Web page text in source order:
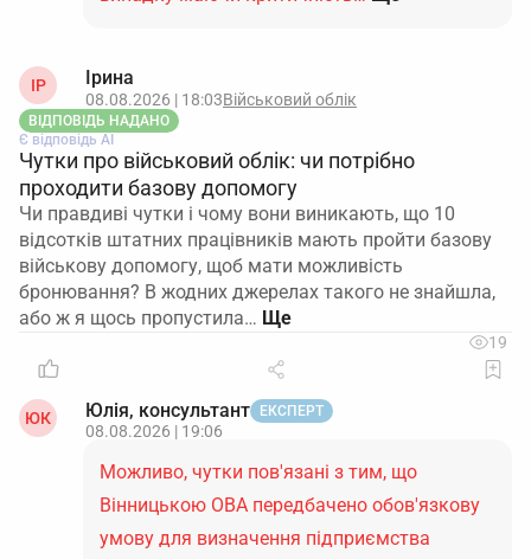
ІР Ірина
08.08.2026 | 18:03Військовий облік
ВІДПОВІДЬ НАДАНО
Є відповідь АІ
Чутки про військовий облік: чи потрібно
проходити базову допомогу
Чи правдиві чутки і чому вони виникають, що 10
відсотків штатних працівників мають пройти базову
військову допомогу, щоб мати можливість
бронювання? В жодних джерелах такого не знайшла,
або ж я щось пропустила…
19
ЮК Юлія, консультант ЕКСПЕРТ
08.08.2026 | 19:06
Можливо, чутки пов'язані з тим, що
Вінницькою ОВА передбачено обов'язкову
умову для визначення підприємства